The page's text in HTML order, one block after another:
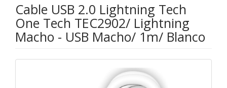
Cable USB 2.0 Lightning Tech
One Tech TEC2902/ Lightning
Macho - USB Macho/ 1m/ Blanco